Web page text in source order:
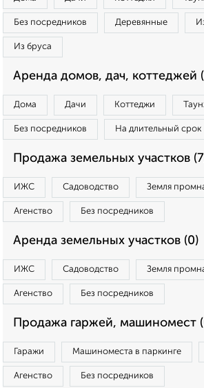
Без посредников Деревянные
Из бруса
Аренда домов, дач, коттеджей
Дома Дачи Коттеджи
Без посредников На длительный срок
Продажа земельных участков
ИЖС Садоводство Земля
Агенство Без посредников
Аренда земельных участков (0)
ИЖС Садоводство Земля
Агенство Без посредников
Продажа гаржей, машиномест
Гаражи Машиноместа в паркинге
Агенство Без посредников